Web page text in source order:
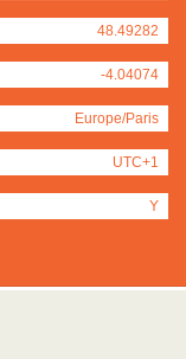
48.49282
-4.04074
Europe/Paris
UTC+1
Y